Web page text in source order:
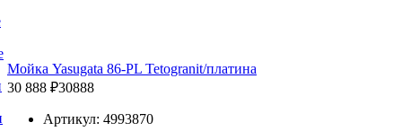
Мойка Yasugata 86-PL Tetogranit/платина
30 888 ₽30888
Артикул: 4993870